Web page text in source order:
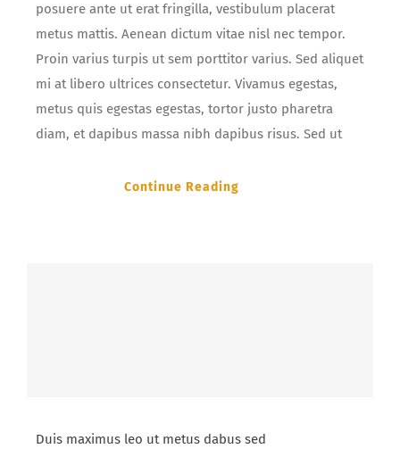
posuere ante ut erat fringilla, vestibulum placerat
metus mattis. Aenean dictum vitae nisl nec tempor.
Proin varius turpis ut sem porttitor varius. Sed aliquet
mi at libero ultrices consectetur. Vivamus egestas,
metus quis egestas egestas, tortor justo pharetra
diam, et dapibus massa nibh dapibus risus. Sed ut
Continue Reading
Duis maximus leo ut metus dabus sed